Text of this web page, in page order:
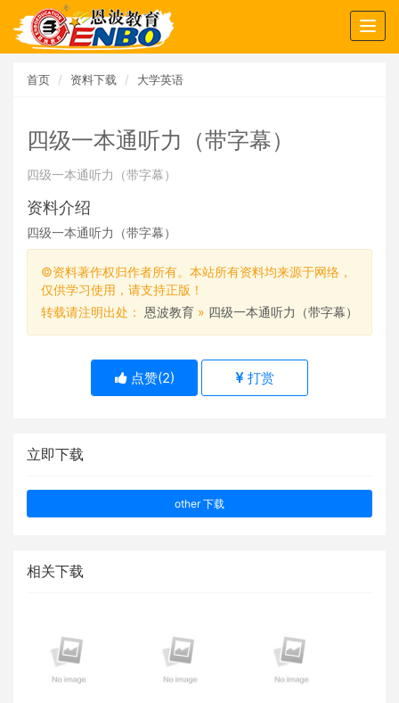
首页 资料下载 大学英语
四级一本通听力（带字幕）
四级一本通听力（带字幕）
资料介绍
四级一本通听力（带字幕）
©资料著作权归作者所有。本站所有资料均来源于网络，
仅供学习使用，请支持正版！
转载请注明出处： 恩波教育 » 四级一本通听力（带字幕）
点赞(2) 打赏
立即下载
other 下载
相关下载